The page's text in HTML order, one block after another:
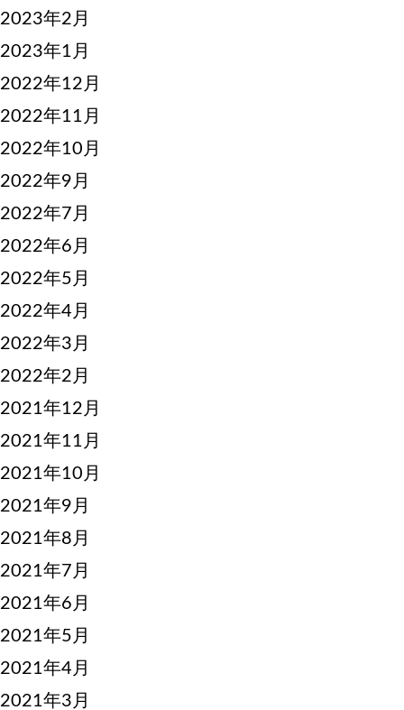
2023年2月
2023年1月
2022年12月
2022年11月
2022年10月
2022年9月
2022年7月
2022年6月
2022年5月
2022年4月
2022年3月
2022年2月
2021年12月
2021年11月
2021年10月
2021年9月
2021年8月
2021年7月
2021年6月
2021年5月
2021年4月
2021年3月